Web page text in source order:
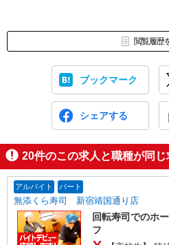
閲覧履歴
ブックマーク
シェアする
20件のこの求人と職種が同じ
アルバイト パート
無添くら寿司 新宿靖国通り店
回転寿司でのホ
フ